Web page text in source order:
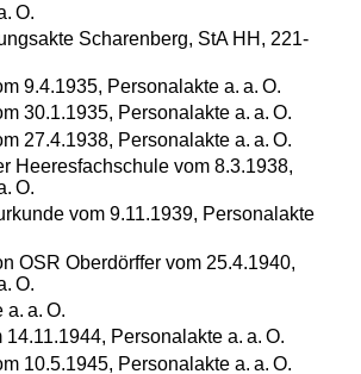
O.
Scharenberg, StA HH, 221-
9.4.1935, Personalakte a. a. O.
30.1.1935, Personalakte a. a. O.
27.4.1938, Personalakte a. a. O.
Heeresfachschule vom 8.3.1938,
O.
vom 9.11.1939, Personalakte
OSR Oberdörffer vom 25.4.1940,
O.
a. a. O.
14.11.1944, Personalakte a. a. O.
10.5.1945, Personalakte a. a. O.